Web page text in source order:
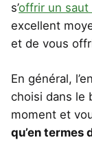
s’offrir un saut
excellent
et de vous
En général,
choisi dans le
moment et
qu’en termes